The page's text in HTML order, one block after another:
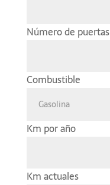
Número de puertas
Combustible
Km por año
Km actuales